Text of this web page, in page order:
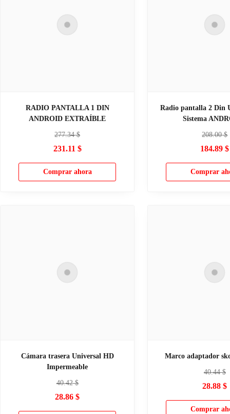
RADIO PANTALLA 1 DIN
ANDROID EXTRAÍBLE
277.34$
231.11 $
Comprar ahora
Radio pantalla 2 Din
Sistema
208.00$
184.89 $
Comprar
Cámara trasera Universal HD
Impermeable
40.42$
28.86 $
Marco adaptador
40.44$
28.88 $
Comprar